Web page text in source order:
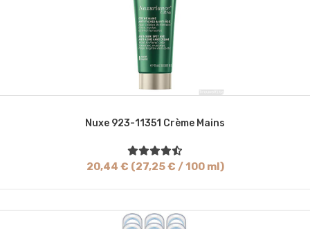
Nuxe 923-11351 Crème Mains
20,44 € (27,25 € / 100 ml)